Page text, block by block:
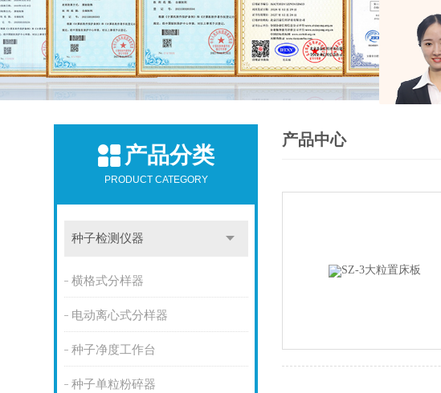
产品分类
PRODUCT CATEGORY
种子检测仪器
横格式分样器
电动离心式分样器
种子净度工作台
种子单粒粉碎器
产品中心